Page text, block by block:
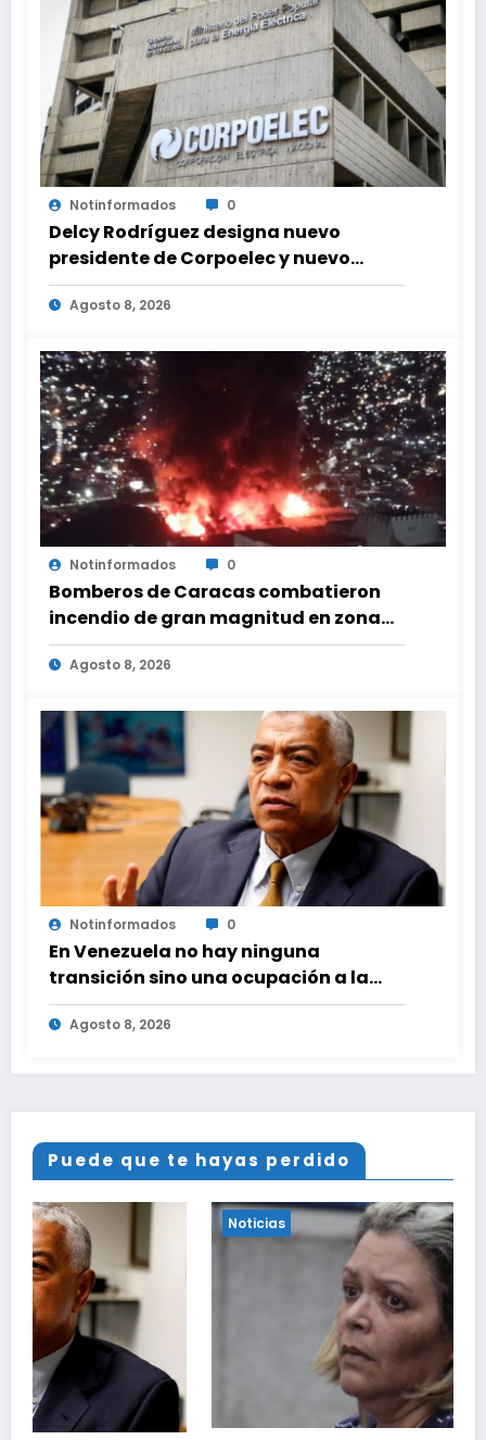
Notinformados 0
Delcy Rodríguez designa nuevo
presidente de Corpoelec y nuevo
viceministro de Servicios Eléctricos
Agosto 8, 2026
Notinformados 0
Bomberos de Caracas combatieron
incendio de gran magnitud en zona
industrial de El Llanito
Agosto 8, 2026
Notinformados 0
En Venezuela no hay ninguna
transición sino una ocupación a la
fuerza
Agosto 8, 2026
Puede que te hayas perdido
Noticias